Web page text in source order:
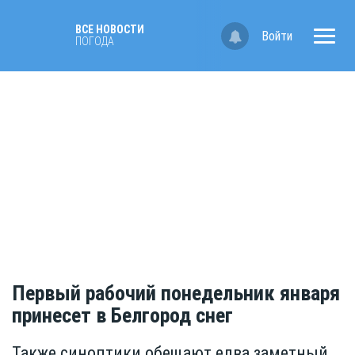
ВСЕ НОВОСТИ
ПОГОДА
Войти
Первый рабочий понедельник января
принесет в Белгород снег